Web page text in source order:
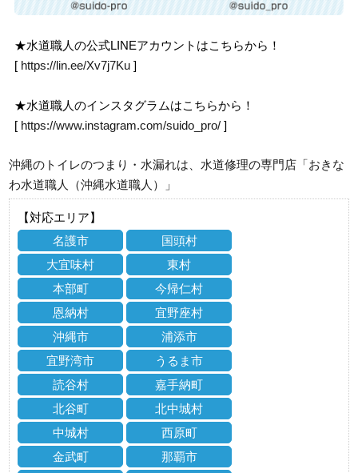
★水道職人の公式LINEアカウントはこちらから！
[ https://lin.ee/Xv7j7Ku ]
★水道職人のインスタグラムはこちらから！
[ https://www.instagram.com/suido_pro/ ]
沖縄のトイレのつまり・水漏れは、水道修理の専門店「おきな
わ水道職人（沖縄水道職人）」
【対応エリア】
名護市
国頭村
大宜味村
東村
本部町
今帰仁村
恩納村
宜野座村
沖縄市
浦添市
宜野湾市
うるま市
読谷村
嘉手納町
北谷町
北中城村
中城村
西原町
金武町
那覇市